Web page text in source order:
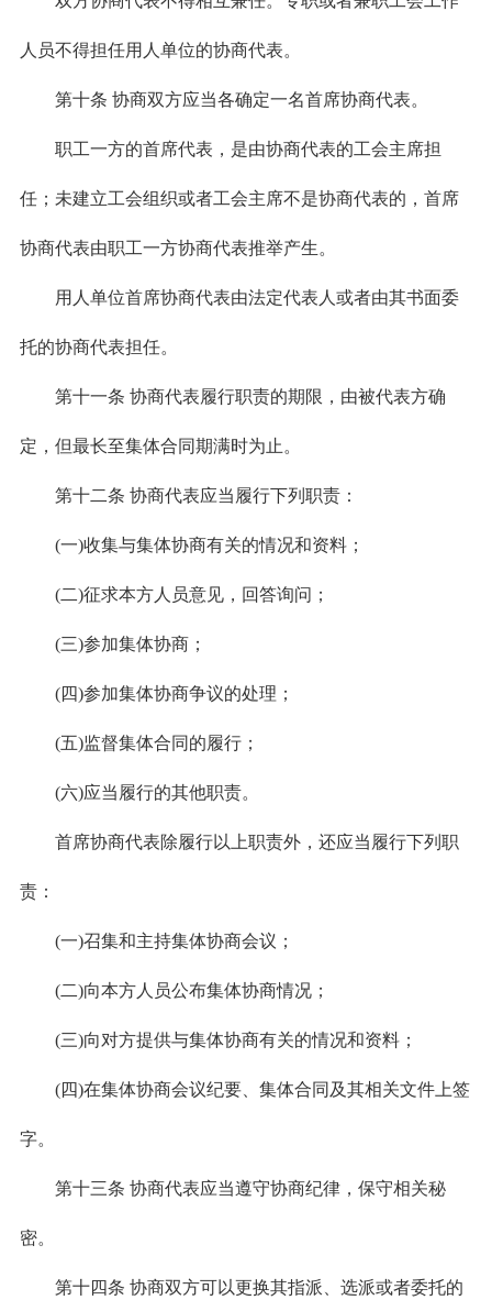
人员不得担任用人单位的协商代表。
第十条 协商双方应当各确定一名首席协商代表。
职工一方的首席代表，是由协商代表的工会主席担
任；未建立工会组织或者工会主席不是协商代表的，首席
协商代表由职工一方协商代表推举产生。
用人单位首席协商代表由法定代表人或者由其书面委
托的协商代表担任。
第十一条 协商代表履行职责的期限，由被代表方确
定，但最长至集体合同期满时为止。
第十二条 协商代表应当履行下列职责：
(一)收集与集体协商有关的情况和资料；
(二)征求本方人员意见，回答询问；
(三)参加集体协商；
(四)参加集体协商争议的处理；
(五)监督集体合同的履行；
(六)应当履行的其他职责。
首席协商代表除履行以上职责外，还应当履行下列职
责：
(一)召集和主持集体协商会议；
(二)向本方人员公布集体协商情况；
(三)向对方提供与集体协商有关的情况和资料；
(四)在集体协商会议纪要、集体合同及其相关文件上签
字。
第十三条 协商代表应当遵守协商纪律，保守相关秘
密。
第十四条 协商双方可以更换其指派、选派或者委托的